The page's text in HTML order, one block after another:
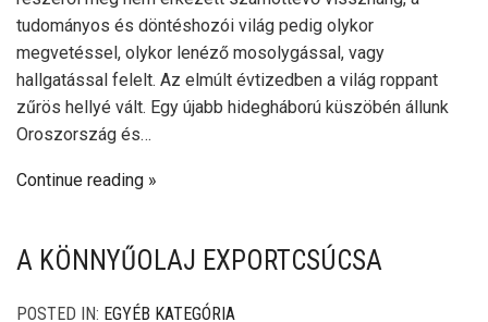
tudományos és döntéshozói világ pedig olykor
megvetéssel, olykor lenéző mosolygással, vagy
hallgatással felelt. Az elmúlt évtizedben a világ roppant
zűrös hellyé vált. Egy újabb hidegháború küszöbén állunk
Oroszország és…
Continue reading
A KÖNNYŰOLAJ EXPORTCSÚCSA
POSTED IN: EGYÉB KATEGÓRIA